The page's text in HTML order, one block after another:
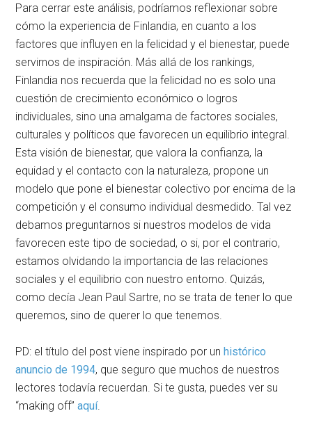
Para cerrar este análisis, podríamos reflexionar sobre
cómo la experiencia de Finlandia, en cuanto a los
factores que influyen en la felicidad y el bienestar, puede
servirnos de inspiración. Más allá de los rankings,
Finlandia nos recuerda que la felicidad no es solo una
cuestión de crecimiento económico o logros
individuales, sino una amalgama de factores sociales,
culturales y políticos que favorecen un equilibrio integral.
Esta visión de bienestar, que valora la confianza, la
equidad y el contacto con la naturaleza, propone un
modelo que pone el bienestar colectivo por encima de la
competición y el consumo individual desmedido. Tal vez
debamos preguntarnos si nuestros modelos de vida
favorecen este tipo de sociedad, o si, por el contrario,
estamos olvidando la importancia de las relaciones
sociales y el equilibrio con nuestro entorno. Quizás,
como decía Jean Paul Sartre, no se trata de tener lo que
queremos, sino de querer lo que tenemos.
PD: el título del post viene inspirado por unhistórico
anuncio de 1994, que seguro que muchos de nuestros
lectores todavía recuerdan. Si te gusta, puedes ver su
“making off”aquí.